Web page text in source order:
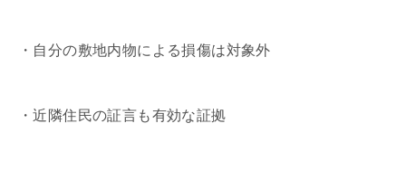
・自分の敷地内物による損傷は対象外
・近隣住民の証言も有効な証拠